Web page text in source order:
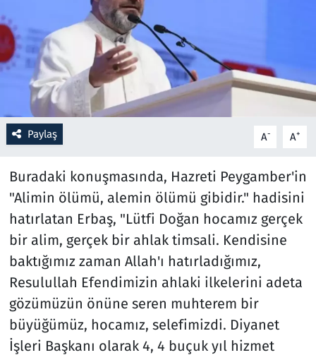
Paylaş A- A+
Buradaki konuşmasında, Hazreti Peygamber'in
"Alimin ölümü, alemin ölümü gibidir." hadisini
hatırlatan Erbaş, "Lütfi Doğan hocamız gerçek
bir alim, gerçek bir ahlak timsali. Kendisine
baktığımız zaman Allah'ı hatırladığımız,
Resulullah Efendimizin ahlaki ilkelerini adeta
gözümüzün önüne seren muhterem bir
büyüğümüz, hocamız, selefimizdi. Diyanet
İşleri Başkanı olarak 4, 4 buçuk yıl hizmet
Resmi İlanlar
Rüya Tabirleri
Sağlık
Savunma Sanayi
Seçim 2023
Spor
Teknoloji ve Bilim
Televizyon